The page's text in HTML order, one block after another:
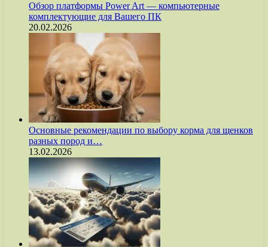
Обзор платформы Power Art — компьютерные
комплектующие для Вашего ПК
20.02.2026
Основные рекомендации по выбору корма для щенков
разных пород и…
13.02.2026